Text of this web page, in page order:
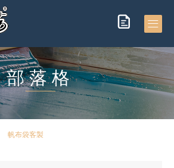
部落格
帆布袋客製